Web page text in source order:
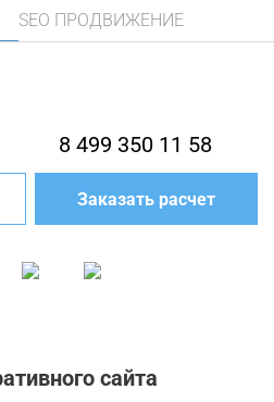
SEO ПРОДВИЖЕНИЕ
8 499 350 11 58
Заказать расчет
сайта